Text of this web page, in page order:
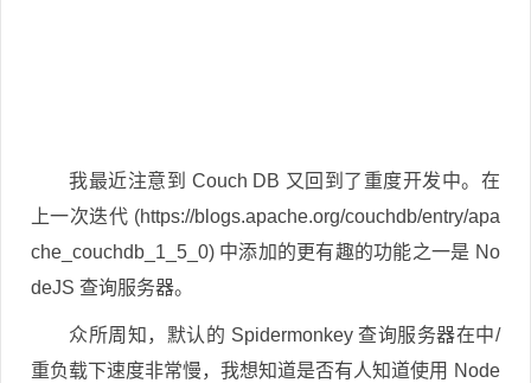
我最近注意到 Couch DB 又回到了重度开发中。在
上一次迭代 (https://blogs.apache.org/couchdb/entry/apa
che_couchdb_1_5_0) 中添加的更有趣的功能之一是 No
deJS 查询服务器。
众所周知，默认的 Spidermonkey 查询服务器在中/
重负载下速度非常慢，我想知道是否有人知道使用 Node